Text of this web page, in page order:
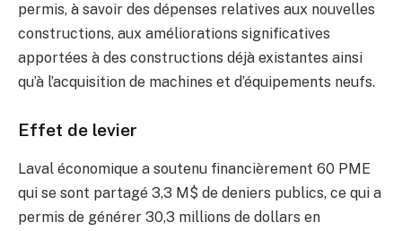
permis, à savoir des dépenses relatives aux nouvelles
constructions, aux améliorations significatives
apportées à des constructions déjà existantes ainsi
qu’à l’acquisition de machines et d’équipements neufs.
Effet de levier
Laval économique a soutenu financièrement 60 PME
qui se sont partagé 3,3 M$ de deniers publics, ce qui a
permis de générer 30,3 millions de dollars en